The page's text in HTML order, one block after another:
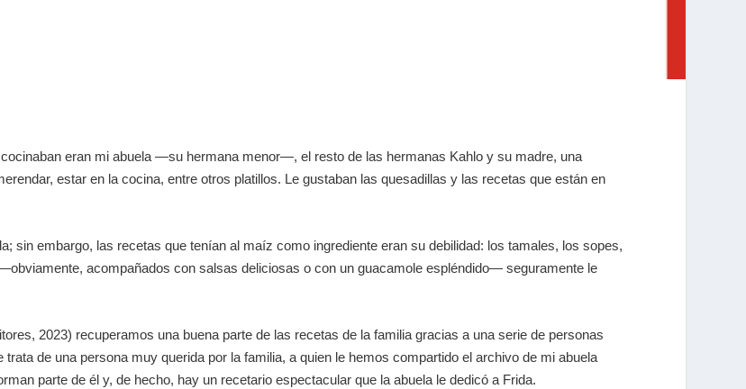
eran mi abuela —su hermana menor—, el resto de las hermanas Kahlo y su madre, una
estar en la cocina, entre otros platillos. Le gustaban las quesadillas y las recetas que están en
sin embargo, las recetas que tenían al maíz como ingrediente eran su debilidad: los tamales, los sopes,
acompañados con salsas deliciosas o con un guacamole espléndido— seguramente le
2023) recuperamos una buena parte de las recetas de la familia gracias a una serie de personas
de una persona muy querida por la familia, a quien le hemos compartido el archivo de mi abuela
parte de él y, de hecho, hay un recetario espectacular que la abuela le dedicó a Frida.